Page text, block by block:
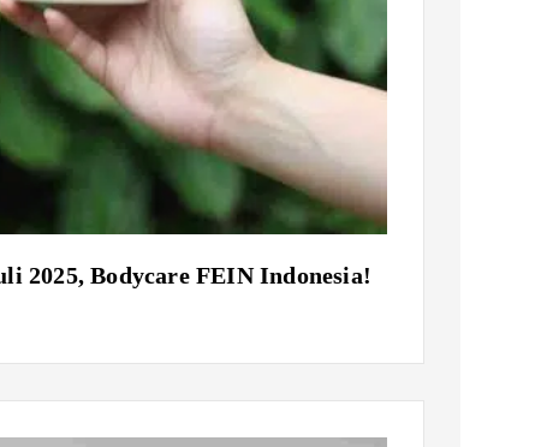
2025, Bodycare FEIN Indonesia!